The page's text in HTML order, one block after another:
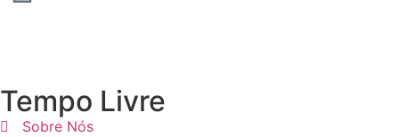
Tempo Livre
Sobre Nós